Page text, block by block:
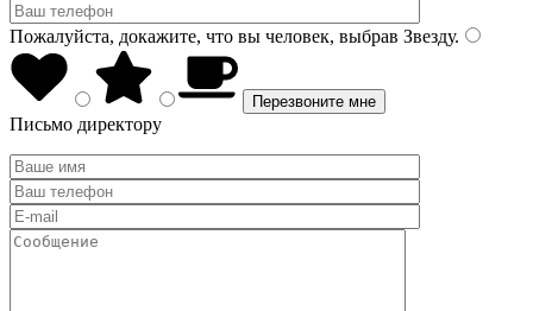
Пожалуйста, докажите, что вы человек, выбрав Звезду.
Письмо директору